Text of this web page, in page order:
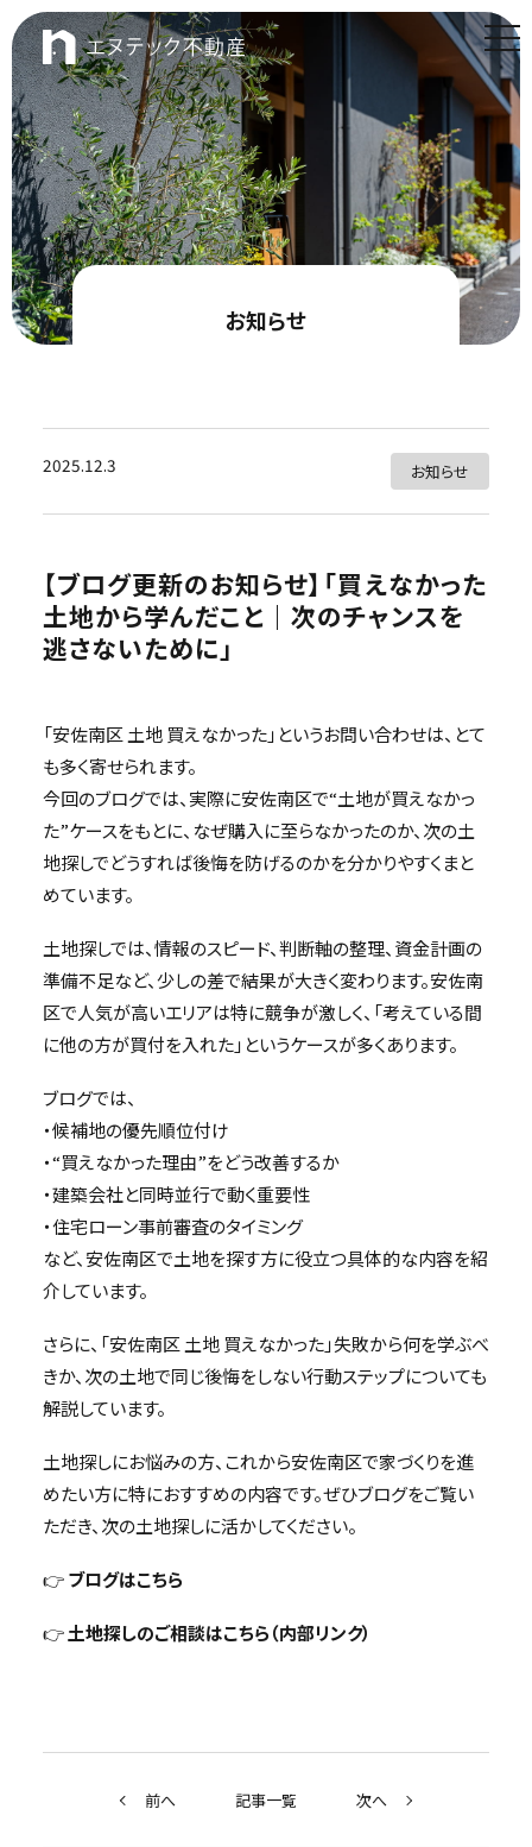
エヌテック不動産
お知らせ
2025.12.3 お知らせ
【ブログ更新のお知らせ】「買えなかった
土地から学んだこと｜次のチャンスを
逃さないために」
「安佐南区 土地 買えなかった」というお問い合わせは、とて
も多く寄せられます。
今回のブログでは、実際に安佐南区で“土地が買えなかっ
た”ケースをもとに、なぜ購入に至らなかったのか、次の土
地探しでどうすれば後悔を防げるのかを分かりやすくまと
めています。
土地探しでは、情報のスピード、判断軸の整理、資金計画の
準備不足など、少しの差で結果が大きく変わります。安佐南
区で人気が高いエリアは特に競争が激しく、「考えている間
に他の方が買付を入れた」というケースが多くあります。
ブログでは、
・候補地の優先順位付け
・“買えなかった理由”をどう改善するか
・建築会社と同時並行で動く重要性
・住宅ローン事前審査のタイミング
など、安佐南区で土地を探す方に役立つ具体的な内容を紹
介しています。
さらに、「安佐南区 土地 買えなかった」失敗から何を学ぶべ
きか、次の土地で同じ後悔をしない行動ステップについても
解説しています。
土地探しにお悩みの方、これから安佐南区で家づくりを進
めたい方に特におすすめの内容です。ぜひブログをご覧い
ただき、次の土地探しに活かしてください。
👉ブログはこちら
👉土地探しのご相談はこちら（内部リンク）
前へ 記事一覧 次へ
t
o
g
l
n
g
a
t
i
o
n